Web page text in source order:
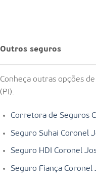
Outros seguros
Conheça outras opções
(PI).
Corretora de Seguros
Seguro Suhai Coronel
Seguro HDI Coronel
Seguro Fiança Coronel